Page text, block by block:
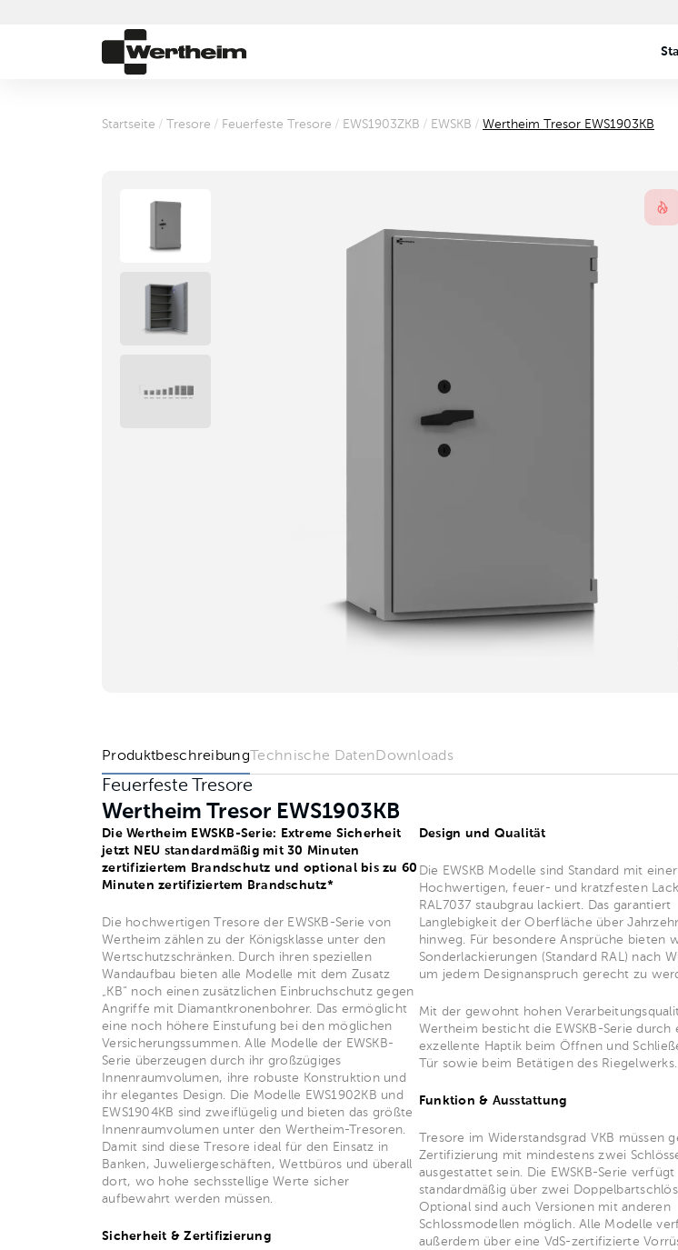
Startseite / Tresore / Feuerfeste Tresore / EWS1903ZKB / EWSKB / Wertheim Tresor EWS1903KB
ProduktbeschreibungTechnische Daten Downloads
Feuerfeste Tresore
Wertheim Tresor EWS1903KB
Die Wertheim EWSKB-Serie: Extreme Sicherheit
jetzt NEU standardmäßig mit 30 Minuten
zertifiziertem Brandschutz und optional bis zu 60
Minuten zertifiziertem Brandschutz*
Die hochwertigen Tresore der EWSKB-Serie von
Wertheim zählen zu der Königsklasse unter den
Wertschutzschränken. Durch ihren speziellen
Wandaufbau bieten alle Modelle mit dem Zusatz
„KB“ noch einen zusätzlichen Einbruchschutz gegen
Angriffe mit Diamantkronenbohrer. Das ermöglicht
eine noch höhere Einstufung bei den möglichen
Versicherungssummen. Alle Modelle der EWSKB-
Serie überzeugen durch ihr großzügiges
Innenraumvolumen, ihre robuste Konstruktion und
ihr elegantes Design. Die Modelle EWS1902KB und
EWS1904KB sind zweiflügelig und bieten das größte
Innenraumvolumen unter den Wertheim-Tresoren.
Damit sind diese Tresore ideal für den Einsatz in
Banken, Juweliergeschäften, Wettbüros und überall
dort, wo hohe sechsstellige Werte sicher
aufbewahrt werden müssen.
Sicherheit & Zertifizierung
Design und Qualität
Die EWSKB Modelle sind Standard mit einer
Hochwertigen, feuer- und kratzfesten
RAL7037 staubgrau lackiert. Das garantiert
Langlebigkeit der Oberfläche über
hinweg. Für besondere Ansprüche bieten
Sonderlackierungen (Standard RAL) nach
um jedem Designanspruch gerecht zu
Mit der gewohnt hohen
Wertheim besticht die EWSKB-Serie durch
exzellente Haptik beim Öffnen und
Tür sowie beim Betätigen des Riegelwerks.
Funktion & Ausstattung
Tresore im Widerstandsgrad VKB müssen
Zertifizierung mit mindestens zwei
ausgestattet sein. Die EWSKB-Serie verfügt
standardmäßig über zwei
Optional sind auch Versionen mit anderen
Schlossmodellen möglich. Alle Modelle
außerdem über eine VdS-zertifizierte